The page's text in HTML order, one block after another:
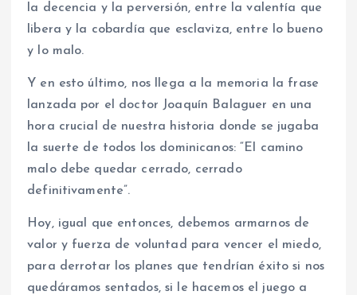
la decencia y la perversión, entre la valentía que
libera y la cobardía que esclaviza, entre lo bueno
y lo malo.
Y en esto último, nos llega a la memoria la frase
lanzada por el doctor Joaquín Balaguer en una
hora crucial de nuestra historia donde se jugaba
la suerte de todos los dominicanos: “El camino
malo debe quedar cerrado, cerrado
definitivamente”.
Hoy, igual que entonces, debemos armarnos de
valor y fuerza de voluntad para vencer el miedo,
para derrotar los planes que tendrían éxito si nos
quedáramos sentados, si le hacemos el juego a